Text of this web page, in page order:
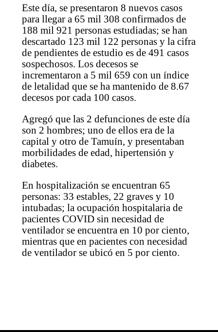
Este día, se presentaron 8 nuevos casos
para llegar a 65 mil 308 confirmados de
188 mil 921 personas estudiadas; se han
descartado 123 mil 122 personas y la cifra
de pendientes de estudio es de 491 casos
sospechosos. Los decesos se
incrementaron a 5 mil 659 con un índice
de letalidad que se ha mantenido de 8.67
decesos por cada 100 casos.
Agregó que las 2 defunciones de este día
son 2 hombres; uno de ellos era de la
capital y otro de Tamuín, y presentaban
morbilidades de edad, hipertensión y
diabetes.
En hospitalización se encuentran 65
personas: 33 estables, 22 graves y 10
intubadas; la ocupación hospitalaria de
pacientes COVID sin necesidad de
ventilador se encuentra en 10 por ciento,
mientras que en pacientes con necesidad
de ventilador se ubicó en 5 por ciento.